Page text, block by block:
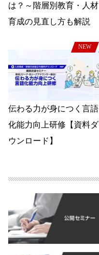
は？～階層別教育・人材
育成の見直し方も解説
NEW
伝わる力が身につく言語
化能力向上研修【資料ダ
ウンロード】